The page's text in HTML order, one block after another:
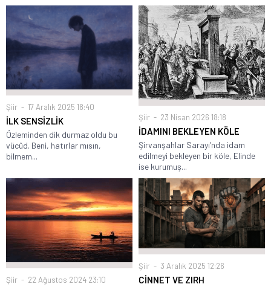
Şiir 17 Aralık 2025 18:40
İLK SENSİZLİK
Özleminden dik durmaz oldu bu
vücûd. Beni, hatırlar mısın,
bilmem...
Şiir 23 Nisan 2026 18:18
İDAMINI BEKLEYEN KÖLE
Şirvanşahlar Sarayı’nda idam
edilmeyi bekleyen bir köle, Elinde
ise kurumuş...
Şiir 22 Ağustos 2024 23:10
Şiir 3 Aralık 2025 12:26
CİNNET VE ZIRH